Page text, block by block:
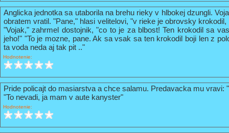
Anglicka jednotka sa utaborila na brehu rieky v hlbokej dzungli.
obratem vratil. "Pane," hlasi velitelovi, "v rieke je obrovsky
"Vojak," zahrmel dostojnik, "co to je za blbost! Ten krokodil sa
jeho!" "To je mozne, pane. Ak sa vsak sa ten krokodil boji len z
ta voda neda aj tak pit .."
Hodnotenie:
Pride policajt do masiarstva a chce salamu. Predavacka mu vravi:
"To nevadi, ja mam v aute kanyster"
Hodnotenie: